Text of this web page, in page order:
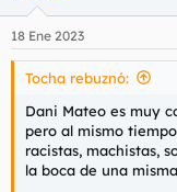
e
s
18 Ene 2023
Tocha rebuznó:
Dani Mateo es muy
pero al mismo
racistas, machistas,
la boca de una